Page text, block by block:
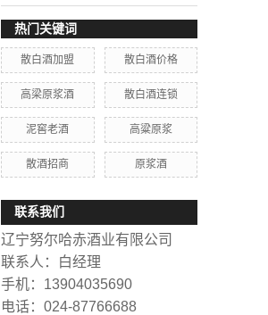
热门关键词
散白酒加盟 散白酒价格
高梁原浆酒 散白酒连锁
泥窖老酒 高粱原浆
散酒招商 原浆酒
联系我们
辽宁努尔哈赤酒业有限公司
联系人：白经理
手机：13904035690
电话：024-87766688